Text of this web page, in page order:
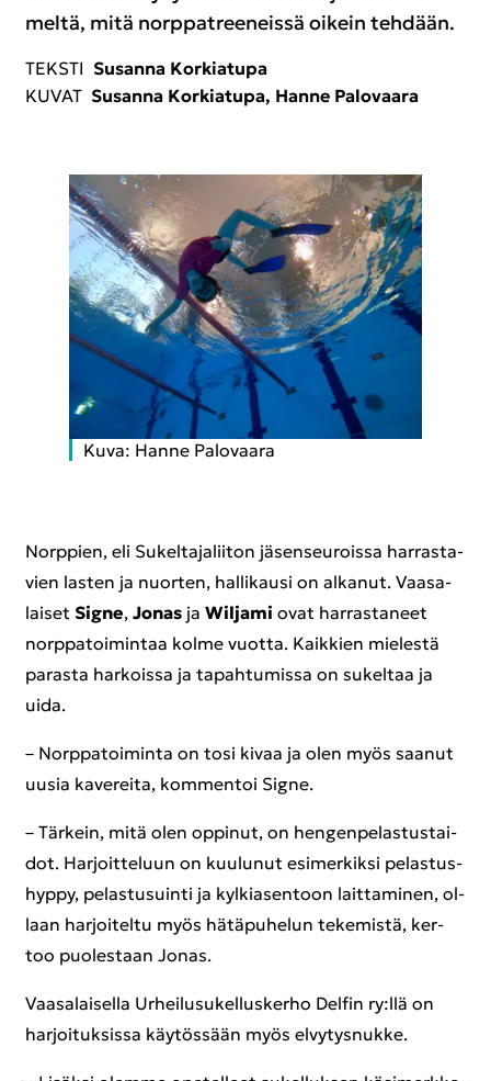
mel­tä, mitä norp­pat­ree­neis­sä oi­kein teh­dään.
TEKS­TI Susan­na Kor­kia­tu­pa
KUVAT Susan­na Kor­kia­tu­pa, Hanne Pa­lo­vaa­ra
Kuva: Hanne Pa­lo­vaa­ra
Norp­pien, eli Su­kel­ta­ja­lii­ton jä­sen­seu­rois­sa har­ras­ta­
vien las­ten ja nuor­ten, hal­li­kausi on al­ka­nut. Vaa­sa­
lai­set Signe, Jonas ja Wiljami ovat har­ras­ta­neet
norp­pa­toi­min­taa kolme vuot­ta. Kaik­kien mie­les­tä
pa­ras­ta har­kois­sa ja ta­pah­tu­mis­sa on su­kel­taa ja
uida.
– Norp­pa­toi­min­ta on tosi kivaa ja olen myös saa­nut
uusia ka­ve­rei­ta, kom­men­toi Signe.
– Tär­kein, mitä olen op­pi­nut, on hen­gen­pe­las­tus­tai­
dot. Har­joit­te­luun on kuu­lu­nut esi­mer­kik­si pe­las­tus­
hyp­py, pe­las­tusuin­ti ja kyl­kia­sen­toon lait­ta­mi­nen, ol­
laan har­joi­tel­tu myös hä­tä­pu­he­lun te­ke­mis­tä, ker­
too puo­les­taan Jonas.
Vaa­sa­lai­sel­la Ur­hei­lusu­kel­lus­ker­ho Del­fin ry:llä on
har­joi­tuk­sis­sa käy­tös­sään myös el­vy­tys­nuk­ke.